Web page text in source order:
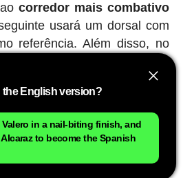
aocorredor mais combativo
usará um dorsal com
referência. Além disso, no
um júri escolhe o corredor
de cada camisa
classificações na
the English version?
in a nail-biting finish, and
to become the Spanish